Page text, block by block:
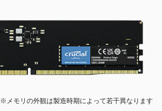
※メモリの外観は製造時期によって若干異なります